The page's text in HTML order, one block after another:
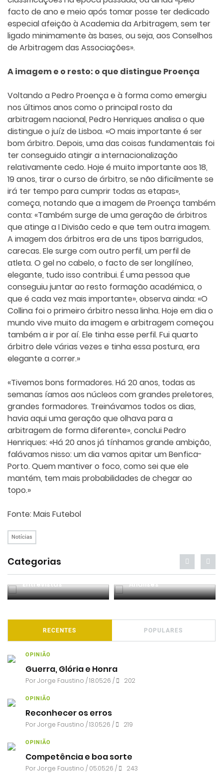
facto de ano e meio após tomar posse ter dedicado
especial afeição à Academia da Arbitragem, sem ter
ligado minimamente às bases, ou seja, aos Conselhos
de Arbitragem das Associações».
A imagem e o resto: o que distingue Proença
Voltando a Pedro Proença e à forma como emergiu
nos últimos anos como o principal rosto da
arbitragem nacional, Pedro Henriques analisa o que
distingue o juíz de Lisboa. «O mais importante é ser
bom árbitro. Depois, uma das coisas fundamentais foi
ter conseguido atingir a internacionalização
relativamente cedo. Hoje é muito importante aos 18,
19 anos, tirar o curso de árbitro, se não dificilmente se
irá ter tempo para cumprir todas as etapas»,
começa, notando que a imagem de Proença também
conta: «Também surge de uma geração de árbitros
que atinge a I Divisão cedo e que tem outra imagem.
A imagem dos árbitros era de uns tipos barrigudos,
carecas. Ele surge com outro perfil, um perfil de
atleta. O gel no cabelo, o facto de ser longilíneo,
elegante, tudo isso contribui. É uma pessoa que
conseguiu juntar ao resto formação académica, o
que é cada vez mais importante», observa ainda: «O
Collina foi o primeiro árbitro nessa linha. Hoje em dia o
mundo vive muito da imagem e arbitragem começou
também a ir por aí. Ele tinha esse perfil. Fui quarto
árbitro dele várias vezes e tinha essa postura, era
elegante a correr.»
«Tivemos bons formadores. Há 20 anos, todas as
semanas íamos aos núcleos com grandes preletores,
grandes formadores. Treinávamos todos os dias,
havia aqui uma geração que olhava para a
arbitragem de forma diferente», conclui Pedro
Henriques: «Há 20 anos já tínhamos grande ambição,
falávamos nisso: um dia vamos apitar um Benfica-
Porto. Quem mantiver o foco, como sei que ele
mantém, tem mais probabilidades de chegar ao
topo.»
Fonte: Mais Futebol
Notícias
Categorias
Entrevistas Análises
RECENTES POPULARES
OPINIÃO
Guerra, Glória e Honra
PorJorge Faustino / 18.05.26 / 202
OPINIÃO
Reconhecer os erros
PorJorge Faustino / 13.05.26 / 219
OPINIÃO
Competência e boa sorte
PorJorge Faustino / 05.05.26 / 243